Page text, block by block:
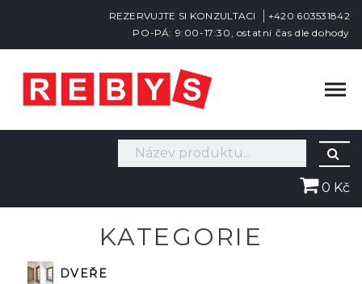
REZERVUJTE SI KONZULTACI
+420 603531842
PO-PÁ: 9:00-17:30, ostatní čas dle dohody
0 Kč
KATEGORIE
DVEŘE